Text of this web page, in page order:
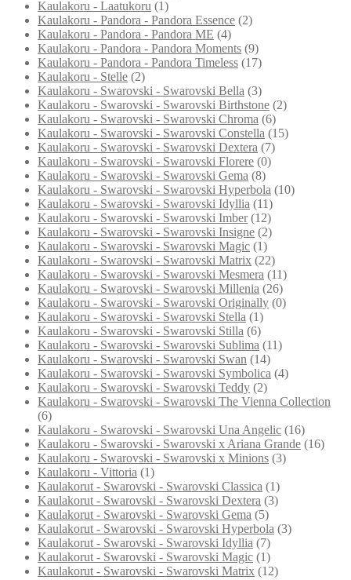
Kaulakoru - Laatukoru (1)
Kaulakoru - Pandora - Pandora Essence (2)
Kaulakoru - Pandora - Pandora ME (4)
Kaulakoru - Pandora - Pandora Moments (9)
Kaulakoru - Pandora - Pandora Timeless (17)
Kaulakoru - Stelle (2)
Kaulakoru - Swarovski - Swarovski Bella (3)
Kaulakoru - Swarovski - Swarovski Birthstone (2)
Kaulakoru - Swarovski - Swarovski Chroma (6)
Kaulakoru - Swarovski - Swarovski Constella (15)
Kaulakoru - Swarovski - Swarovski Dextera (7)
Kaulakoru - Swarovski - Swarovski Florere (0)
Kaulakoru - Swarovski - Swarovski Gema (8)
Kaulakoru - Swarovski - Swarovski Hyperbola (10)
Kaulakoru - Swarovski - Swarovski Idyllia (11)
Kaulakoru - Swarovski - Swarovski Imber (12)
Kaulakoru - Swarovski - Swarovski Insigne (2)
Kaulakoru - Swarovski - Swarovski Magic (1)
Kaulakoru - Swarovski - Swarovski Matrix (22)
Kaulakoru - Swarovski - Swarovski Mesmera (11)
Kaulakoru - Swarovski - Swarovski Millenia (26)
Kaulakoru - Swarovski - Swarovski Originally (0)
Kaulakoru - Swarovski - Swarovski Stella (1)
Kaulakoru - Swarovski - Swarovski Stilla (6)
Kaulakoru - Swarovski - Swarovski Sublima (11)
Kaulakoru - Swarovski - Swarovski Swan (14)
Kaulakoru - Swarovski - Swarovski Symbolica (4)
Kaulakoru - Swarovski - Swarovski Teddy (2)
Kaulakoru - Swarovski - Swarovski The Vienna Collection
(6)
Kaulakoru - Swarovski - Swarovski Una Angelic (16)
Kaulakoru - Swarovski - Swarovski x Ariana Grande (16)
Kaulakoru - Swarovski - Swarovski x Minions (3)
Kaulakoru - Vittoria (1)
Kaulakorut - Swarovski - Swarovski Classica (1)
Kaulakorut - Swarovski - Swarovski Dextera (3)
Kaulakorut - Swarovski - Swarovski Gema (5)
Kaulakorut - Swarovski - Swarovski Hyperbola (3)
Kaulakorut - Swarovski - Swarovski Idyllia (7)
Kaulakorut - Swarovski - Swarovski Magic (1)
Kaulakorut - Swarovski - Swarovski Matrix (12)